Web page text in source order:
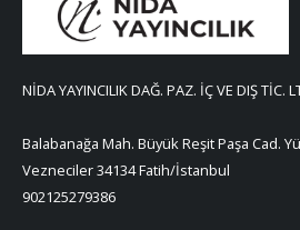
NİDA YAYINCILIK DAĞ. PAZ. İÇ VE DIŞ TİC.
Balabanağa Mah. Büyük Reşit Paşa Cad.
Vezneciler 34134 Fatih/İstanbul
902125279386